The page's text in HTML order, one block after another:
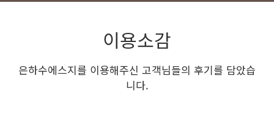
이용소감
은하수에스지를 이용해주신 고객님들의 후기를 담았습
니다.